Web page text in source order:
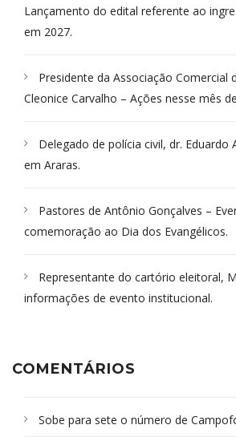
Lançamento do edital referente ao
em 2027.
Presidente da Associação Comercial
Cleonice Carvalho – Ações nesse mês
Delegado de polícia civil, dr. Eduardo
em Araras.
Pastores de Antônio Gonçalves –
comemoração ao Dia dos Evangélicos.
Representante do cartório eleitoral,
informações de evento institucional.
COMENTÁRIOS
Sobe para sete o número de